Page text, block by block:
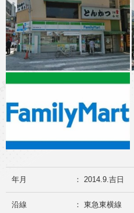
年月 ： 2014.9.吉日
沿線 ： 東急東横線